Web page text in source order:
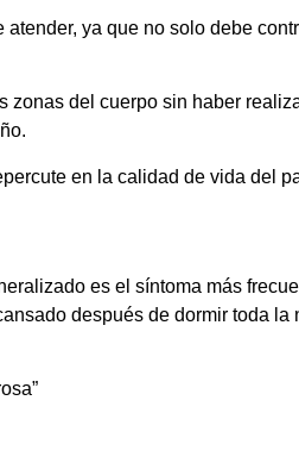
ya que no solo debe
del cuerpo sin haber
en la calidad de vida del
es el síntoma más
después de dormir toda